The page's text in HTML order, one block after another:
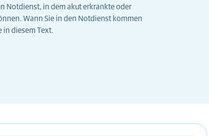
Notdienst, in dem akut erkrankte oder
Wann Sie in den Notdienst kommen
in diesem Text.